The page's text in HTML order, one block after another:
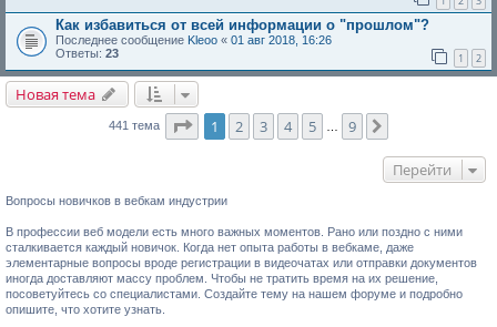
Как избавиться от всей информации о "прошлом"?
Последнее сообщение Kleoo « 01 авг 2018, 16:26
Ответы: 23 1 2
Новая тема
441 тема Страница1 из
1 2 3 4 5 9
Перейти
Вопросы новичков в вебкам индустрии
В профессии веб модели есть много важных моментов. Рано или поздно с ними
сталкивается каждый новичок. Когда нет опыта работы в вебкаме, даже
элементарные вопросы вроде регистрации в видеочатах или отправки документов
иногда доставляют массу проблем. Чтобы не тратить время на их решение,
посоветуйтесь со специалистами. Создайте тему на нашем форуме и подробно
опишите, что хотите узнать.